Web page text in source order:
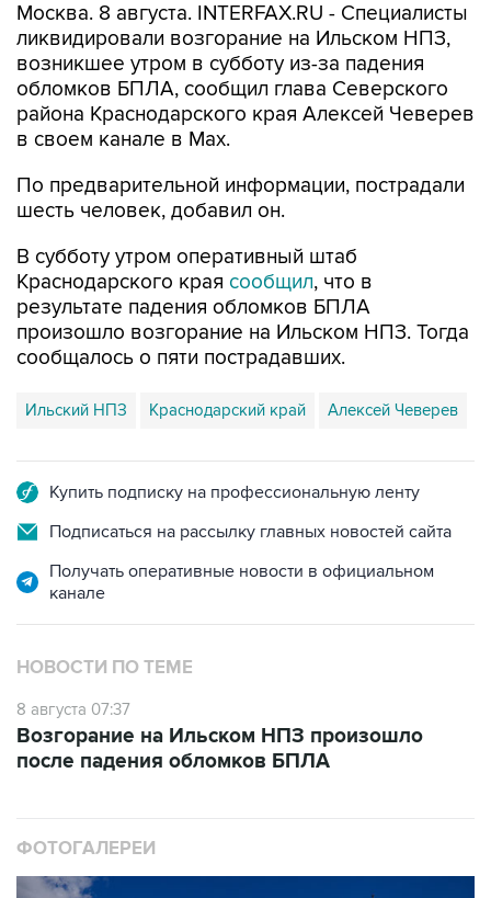
Москва. 8 августа. INTERFAX.RU - Специалисты
ликвидировали возгорание на Ильском НПЗ,
возникшее утром в субботу из-за падения
обломков БПЛА, сообщил глава Северского
района Краснодарского края Алексей Чеверев
в своем канале в Max.
По предварительной информации, пострадали
шесть человек, добавил он.
В субботу утром оперативный штаб
Краснодарского края сообщил, что в
результате падения обломков БПЛА
произошло возгорание на Ильском НПЗ. Тогда
сообщалось о пяти пострадавших.
Ильский НПЗ Краснодарский край Алексей Чеверев
Купить подписку на профессиональную ленту
Подписаться на рассылку главных новостей сайта
Получать оперативные новости в официальном
канале
НОВОСТИ ПО ТЕМЕ
8 августа 07:37
Возгорание на Ильском НПЗ произошло
после падения обломков БПЛА
ФОТОГАЛЕРЕИ